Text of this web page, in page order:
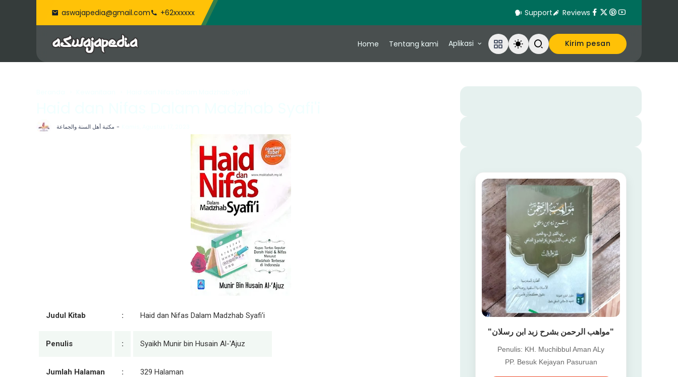
aswajapedia@gmail.com +62xxxxxx Support Reviews
Home Tentang kami Aplikasi Kirim pesan
مكتبة أهل السنة والجماعة
Judul Kitab : Haid dan Nifas Dalam Madzhab Syafi'i
Penulis : Syaikh Munir bin Husain Al-'Ajuz
Jumlah Halaman : 329 Halaman
"مواهب الرحمن بشرح زبد ابن رسلان"
Penulis: KH. Muchibbul Aman ALy
PP. Besuk Kejayan Pasuruan